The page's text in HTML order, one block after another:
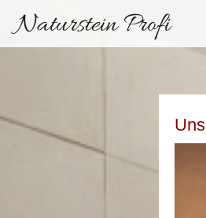
Naturstein Profi